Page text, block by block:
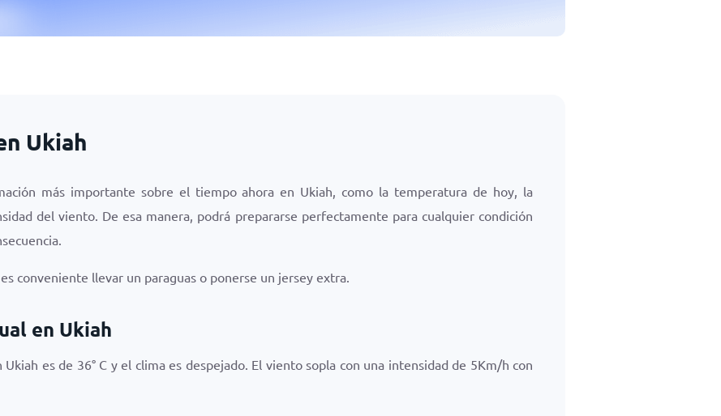
Ukiah
más importante sobre el tiempo ahora en Ukiah, como la temperatura de hoy, la
del viento. De esa manera, podrá prepararse perfectamente para cualquier condición
conveniente llevar un paraguas o ponerse un jersey extra.
en Ukiah
es de 36° C y el clima es despejado. El viento sopla con una intensidad de 5Km/h con